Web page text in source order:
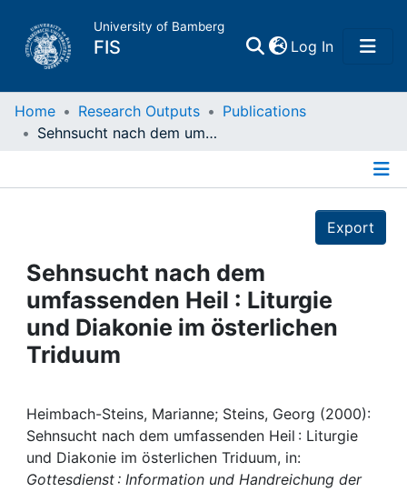
University of Bamberg
FIS Log In(current)
Home
Projects
People
Institutions
Awards
My FIS
Home Research Outputs
Publications
Sehnsucht nach dem umfassenden Heil : Liturgie und Diakonie im österlichen Triduum
Export
Sehnsucht nach dem
umfassenden Heil : Liturgie
und Diakonie im österlichen
Triduum
Heimbach-Steins, Marianne; Steins, Georg (2000):
Sehnsucht nach dem umfassenden Heil : Liturgie
und Diakonie im österlichen Triduum, in:
Gottesdienst : Information und Handreichung der